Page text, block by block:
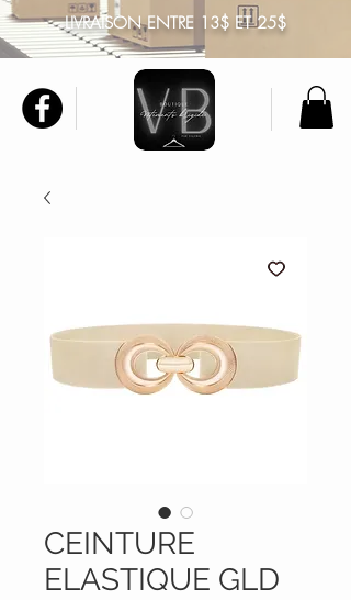
LIVRAISON ENTRE 13$ ET 25$
CEINTURE
ELASTIQUE GLD